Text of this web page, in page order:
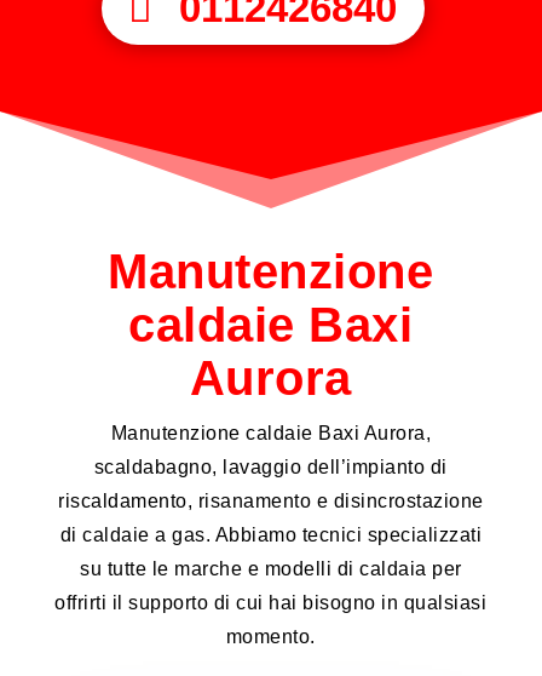
Manutenzione
caldaie Baxi
Aurora
Manutenzione caldaie Baxi Aurora,
scaldabagno, lavaggio dell’impianto di
riscaldamento, risanamento e disincrostazione
di caldaie a gas. Abbiamo tecnici specializzati
su tutte le marche e modelli di caldaia per
offrirti il supporto di cui hai bisogno in qualsiasi
momento.